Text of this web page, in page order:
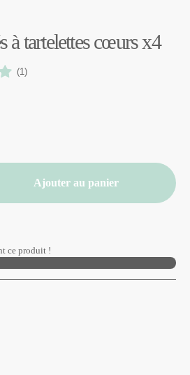
à tartelettes cœurs x4
(1)
Ajouter au panier
ce produit !